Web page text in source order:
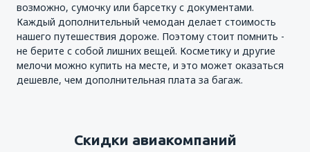
возможно, сумочку или барсетку с документами.
Каждый дополнительный чемодан делает стоимость
нашего путешествия дороже. Поэтому стоит помнить -
не берите с собой лишних вещей. Косметику и другие
мелочи можно купить на месте, и это может оказаться
дешевле, чем дополнительная плата за багаж.
Скидки авиакомпаний